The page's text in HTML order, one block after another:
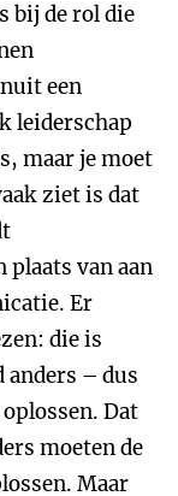
bij de rol die
een
leiderschap
maar je moet
ziet is dat
plaats van aan
Er
die is
anders – dus
Dat
moeten de
Maar